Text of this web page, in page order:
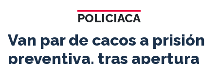
POLICIACA
Van par de cacos a prisión
preventiva, tras apertura